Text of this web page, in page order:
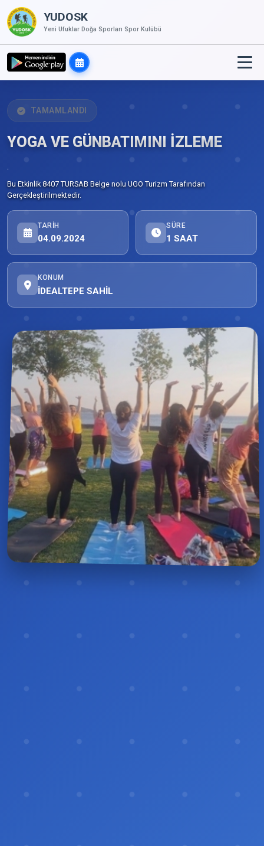
YUDOSK
Yeni Ufuklar Doğa Sporları Spor Kulübü
TAMAMLANDI
YOGA VE GÜNBATIMINI İZLEME
.
Bu Etkinlik 8407 TURSAB Belge nolu UGO Turizm Tarafından
Gerçekleştirilmektedir.
TARIH
04.09.2024
SÜRE
1 SAAT
KONUM
İDEALTEPE SAHİL